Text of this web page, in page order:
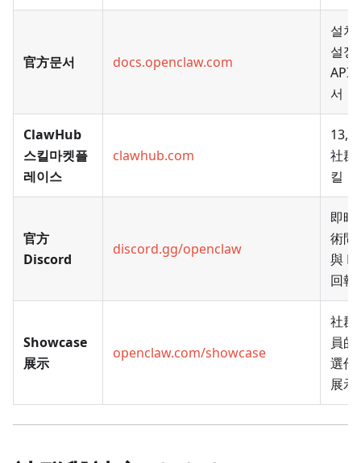
官方문서 docs.openclaw.com
설치
설정
API
서
ClawHub
스킬마켓플
레이스
clawhub.com
社群
킬
官方
Discord
discord.gg/openclaw
即時
術問
與
回報
Showcase
展示
openclaw.com/showcase
社群
員的
選作
展示